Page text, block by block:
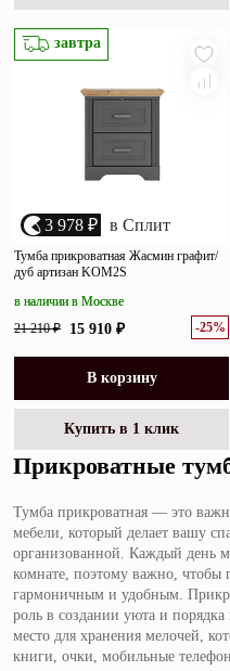
завтра
3 978 ₽ в Сплит
Тумба прикроватная Жасмин графит/
дуб артизан KOM2S
21 210 ₽ 15 910 ₽ -25%
в наличии в Москве
В корзину
Купить в 1 клик
Прикроватные
Тумба прикроватная — это
мебели, который делает вашу
организованной. Каждый день
комнате, поэтому важно, чтобы
гармоничным и удобным.
роль в создании уюта и
место для хранения мелочей,
книги, очки, мобильные